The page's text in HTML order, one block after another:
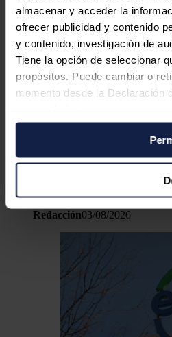
almacenar y acceder la
ofrecer publicidad y contenido
y contenido, investigación de
Tiene la opción de seleccionar
propósitos. Puede cambiar o
momento desde la Declaración
Si lo permite, también
Recopilar información
puede tener una precisión
Identificar su dispositivo
características específicas
Puede cambiar o retirar su
la Declaración de cookies.
Las cookies de este sitio web
y los anuncios, ofrecer
euros por difundir
incorrecta sobre
Redacción03/08/2026